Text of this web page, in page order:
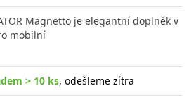
Magnetto je elegantní doplněk v
mobilní
> 10 ks, odešleme zítra